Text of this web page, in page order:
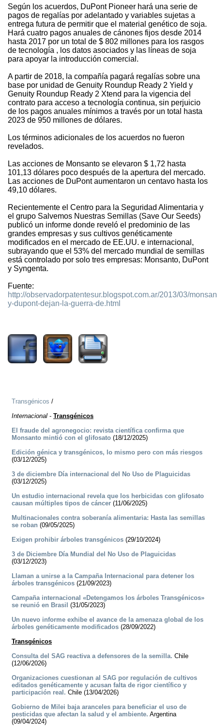
Según los acuerdos, DuPont Pioneer hará una serie de
pagos de regalías por adelantado y variables sujetas a
entrega futura de permitir que el material genético de soja.
Hará cuatro pagos anuales de cánones fijos desde 2014
hasta 2017 por un total de $ 802 millones para los rasgos
de tecnología , los datos asociados y las líneas de soja
para apoyar la introducción comercial.
A partir de 2018, la compañía pagará regalías sobre una
base por unidad de Genuity Roundup Ready 2 Yield y
Genuity Roundup Ready 2 Xtend para la vigencia del
contrato para acceso a tecnología continua, sin perjuicio
de los pagos anuales mínimos a través por un total hasta
2023 de 950 millones de dólares.
Los términos adicionales de los acuerdos no fueron
revelados.
Las acciones de Monsanto se elevaron $ 1,72 hasta
101,13 dólares poco después de la apertura del mercado.
Las acciones de DuPont aumentaron un centavo hasta los
49,10 dólares.
Recientemente el Centro para la Seguridad Alimentaria y
el grupo Salvemos Nuestras Semillas (Save Our Seeds)
publicó un informe donde reveló el predominio de las
grandes empresas y sus cultivos genéticamente
modificados en el mercado de EE.UU. e internacional,
subrayando que el 53% del mercado mundial de semillas
está controlado por solo tres empresas: Monsanto, DuPont
y Syngenta.
Fuente:
http://observadorpatentesur.blogspot.com.ar/2013/03/
y-dupont-dejan-la-guerra-de.html
Transgénicos /
Internacional - Transgénicos
El fraude del agronegocio: revista científica confirma que
Monsanto mintió con el glifosato (18/12/2025)
Edición génica y transgénicos, lo mismo pero con más riesgos
(03/12/2025)
3 de diciembre Día internacional del No Uso de Plaguicidas
(03/12/2025)
Un estudio internacional revela que los herbicidas con glifosato
causan múltiples tipos de cáncer (11/06/2025)
Multinacionales contra soberanía alimentaria: Hasta las semillas
se roban (09/05/2025)
Exigen prohibir árboles transgénicos (29/10/2024)
3 de Diciembre Día Mundial del No Uso de Plaguicidas
(03/12/2023)
Llaman a unirse a la Campaña Internacional para detener los
árboles transgénicos (21/09/2023)
Campaña internacional «Detengamos los árboles Transgénicos»
se reunió en Brasil (31/05/2023)
Un nuevo informe exhibe el avance de la amenaza global de los
árboles genéticamente modificados (28/09/2022)
Transgénicos
Consulta del SAG reactiva a defensores de la semilla. Chile
(12/06/2026)
Organizaciones cuestionan al SAG por regulación de cultivos
editados genéticamente y acusan falta de rigor científico y
participación real. Chile (13/04/2026)
Gobierno de Milei baja aranceles para beneficiar el uso de
pesticidas que afectan la salud y el ambiente. Argentina
(09/04/2024)